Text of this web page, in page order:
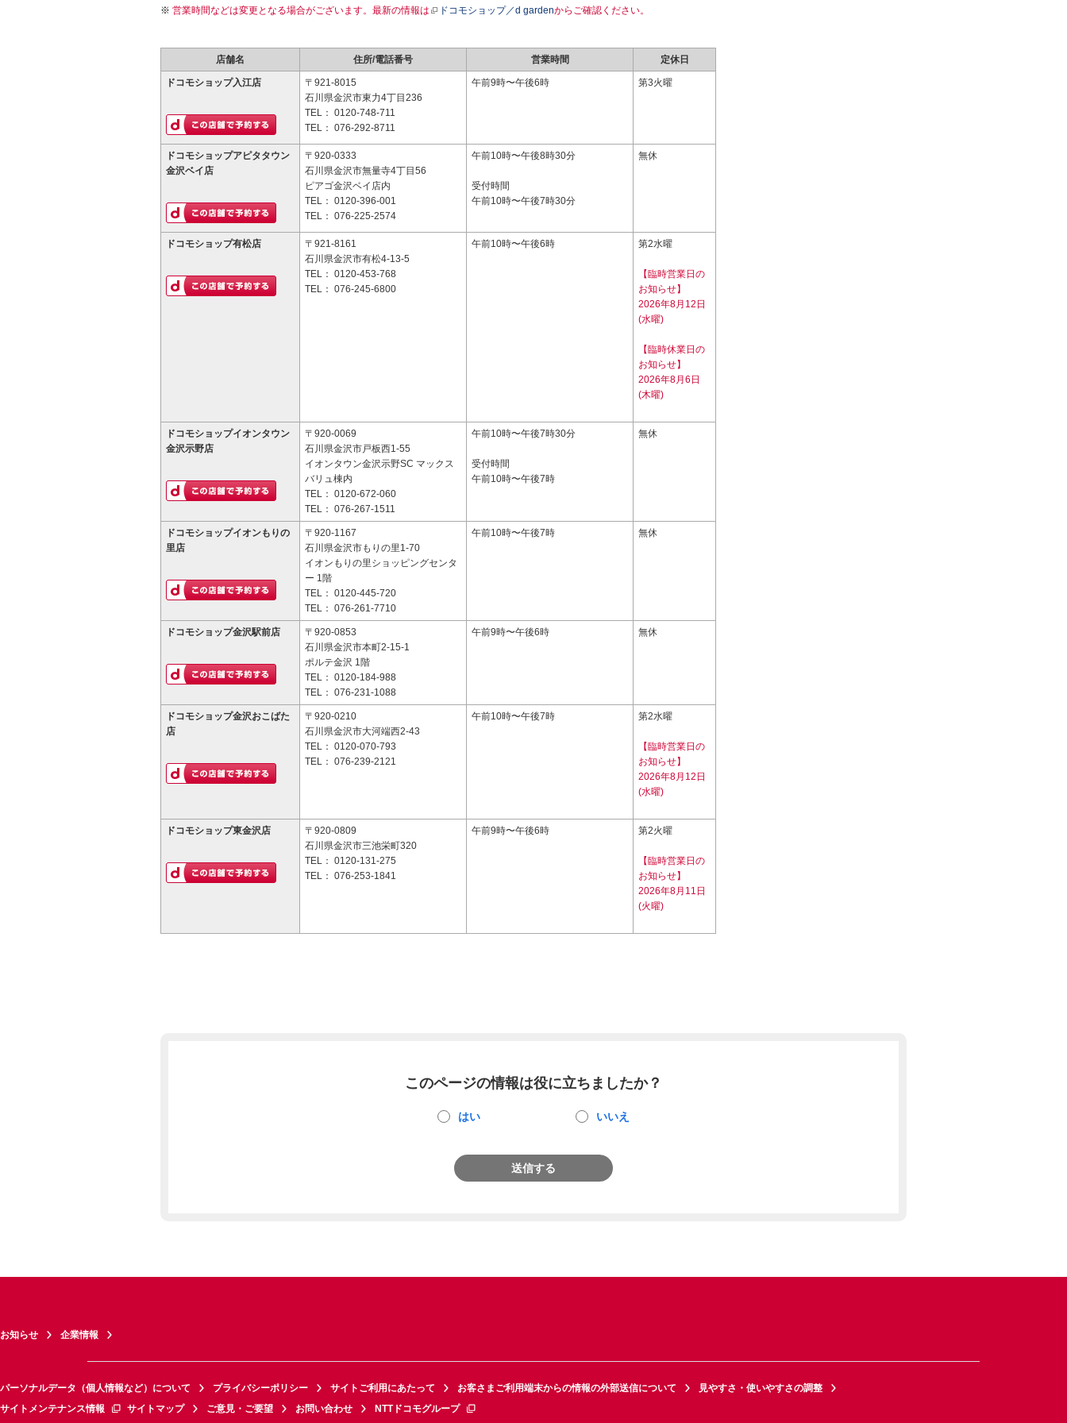
営業時間などは変更となる場合がございます。最新の情報は ドコモショップ／d gardenからご確認ください。
店舗名 住所/電話番号 営業時間 定休日
ドコモショップ入江店
〒921-8015
石川県金沢市東力4丁目236
TEL： 0120-748-711
TEL： 076-292-8711
午前9時〜午後6時 第3火曜
ドコモショップアピタタウン
金沢ベイ店
〒920-0333
石川県金沢市無量寺4丁目56
ピアゴ金沢ベイ店内
TEL： 0120-396-001
TEL： 076-225-2574
午前10時〜午後8時30分
受付時間
午前10時〜午後7時30分
無休
ドコモショップ有松店
〒921-8161
石川県金沢市有松4-13-5
TEL： 0120-453-768
TEL： 076-245-6800
午前10時〜午後6時 第2水曜
【臨時営業日の
お知らせ】
2026年8月12日
(水曜)
【臨時休業日の
お知らせ】
2026年8月6日
(木曜)
ドコモショップイオンタウン
金沢示野店
〒920-0069
石川県金沢市戸板西1-55
イオンタウン金沢示野SC マックス
バリュ棟内
TEL： 0120-672-060
TEL： 076-267-1511
午前10時〜午後7時30分
受付時間
午前10時〜午後7時
無休
ドコモショップイオンもりの
里店
〒920-1167
石川県金沢市もりの里1-70
イオンもりの里ショッピングセンタ
ー 1階
TEL： 0120-445-720
TEL： 076-261-7710
午前10時〜午後7時 無休
ドコモショップ金沢駅前店
〒920-0853
石川県金沢市本町2-15-1
ポルテ金沢 1階
TEL： 0120-184-988
TEL： 076-231-1088
午前9時〜午後6時 無休
ドコモショップ金沢おこばた
店
〒920-0210
石川県金沢市大河端西2-43
TEL： 0120-070-793
TEL： 076-239-2121
午前10時〜午後7時 第2水曜
【臨時営業日の
お知らせ】
2026年8月12日
(水曜)
ドコモショップ東金沢店
〒920-0809
石川県金沢市三池栄町320
TEL： 0120-131-275
TEL： 076-253-1841
午前9時〜午後6時 第2火曜
【臨時営業日の
お知らせ】
2026年8月11日
(火曜)
このページの情報は役に立ちましたか？
はい いいえ
送信する
お知らせ 企業情報
パーソナルデータ（個人情報など）について プライバシーポリシー サイトご利用にあたって お客さまご利用端末からの情報の外部送信について
見やすさ・使いやすさの調整
サイトメンテナンス情報
サイトマップ ご意見・ご要望 お問い合わせ NTTドコモグループ